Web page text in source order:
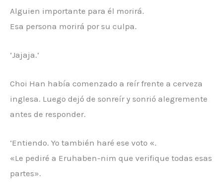
Alguien importante para él morirá.
Esa persona morirá por su culpa.
‘Jajaja.’
Choi Han había comenzado a reír frente a cerveza
inglesa. Luego dejó de sonreír y sonrió alegremente
antes de responder.
‘Entiendo. Yo también haré ese voto «.
«Le pediré a Eruhaben-nim que verifique todas esas
partes».